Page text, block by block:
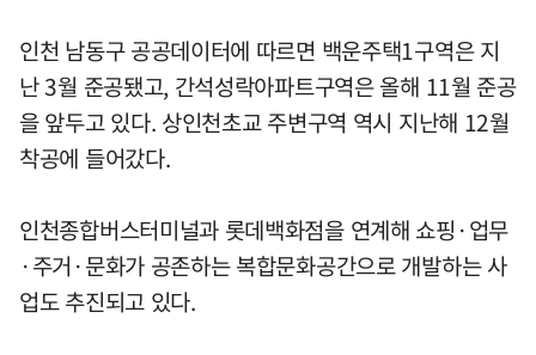
인천 남동구 공공데이터에 따르면 백운주택1구역은 지
난 3월 준공됐고, 간석성락아파트구역은 올해 11월 준공
을 앞두고 있다. 상인천초교 주변구역 역시 지난해 12월
착공에 들어갔다.
인천종합버스터미널과 롯데백화점을 연계해 쇼핑·업무
·주거·문화가 공존하는 복합문화공간으로 개발하는 사
업도 추진되고 있다.